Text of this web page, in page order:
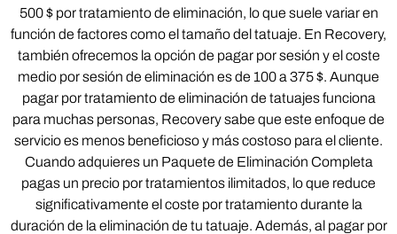
500 $ por tratamiento de eliminación, lo que suele variar en
función de factores como el tamaño del tatuaje. En Recovery,
también ofrecemos la opción de pagar por sesión y el coste
medio por sesión de eliminación es de 100 a 375 $. Aunque
pagar por tratamiento de eliminación de tatuajes funciona
para muchas personas, Recovery sabe que este enfoque de
servicio es menos beneficioso y más costoso para el cliente.
Cuando adquieres un Paquete de Eliminación Completa
pagas un precio por tratamientos ilimitados, lo que reduce
significativamente el coste por tratamiento durante la
duración de la eliminación de tu tatuaje. Además, al pagar por